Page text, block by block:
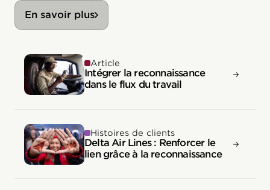
En savoir plus
Article
Intégrer la reconnaissance
dans le flux du travail
Histoires de clients
Delta Air Lines : Renforcer le
lien grâce à la reconnaissance